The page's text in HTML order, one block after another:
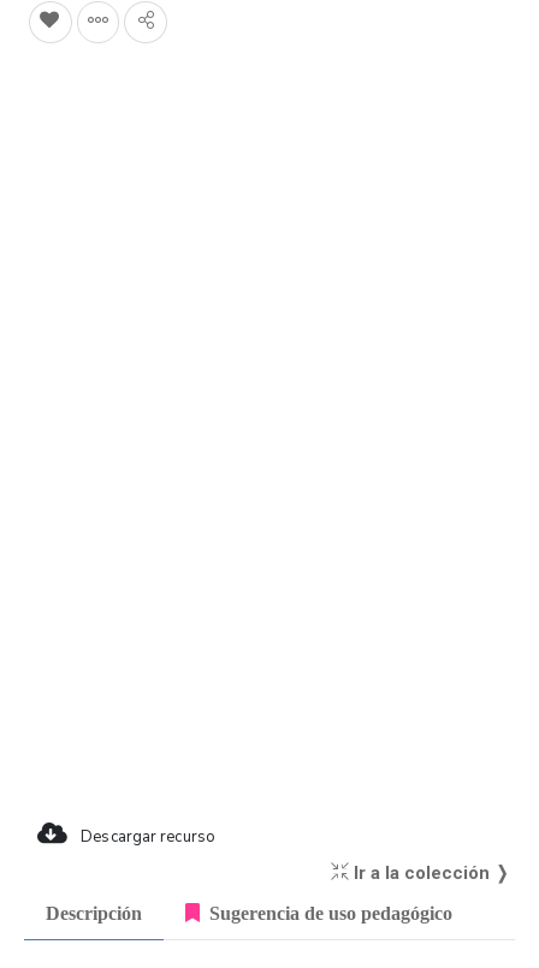
Descargar recurso
Ir a la colección ❭
Descripción Sugerencia de uso pedagógico